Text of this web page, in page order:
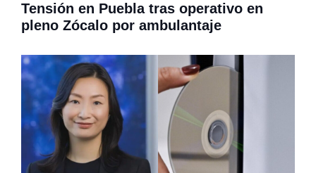
Tensión en Puebla tras operativo en
pleno Zócalo por ambulantaje